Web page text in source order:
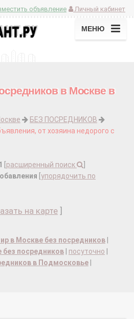
Личный кабинет
объявление
МЕНЮ
в Москве в
БЕЗ ПОСРЕДНИКОВ
от хозяина недорого с
расширенный поиск
упорядочить по
на карте
в Москве без посредников
посредников
посуточно
в Подмосковье